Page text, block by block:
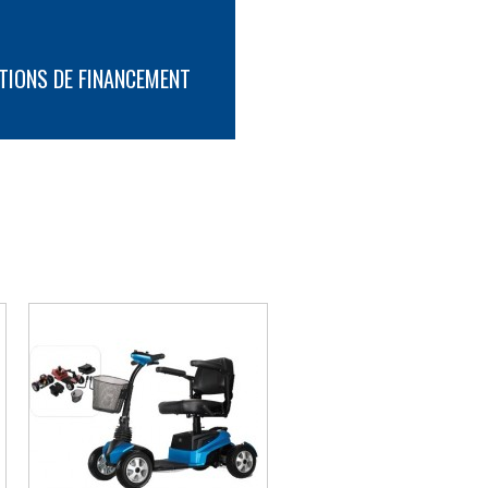
DE FINANCEMENT
PLUS D'INFORMATION